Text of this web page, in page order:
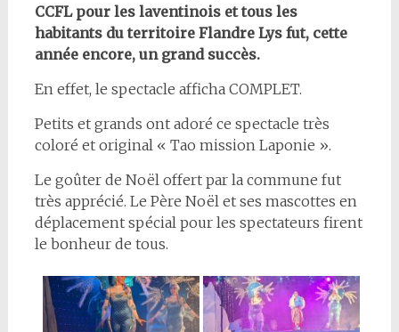
CCFL pour les laventinois et tous les
habitants du territoire Flandre Lys fut, cette
année encore, un grand succès.
En effet, le spectacle afficha COMPLET.
Petits et grands ont adoré ce spectacle très
coloré et original « Tao mission Laponie ».
Le goûter de Noël offert par la commune fut
très apprécié. Le Père Noël et ses mascottes en
déplacement spécial pour les spectateurs firent
le bonheur de tous.